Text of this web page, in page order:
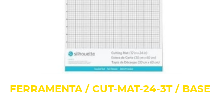
FERRAMENTA / CUT-MAT-24-3T / BASE